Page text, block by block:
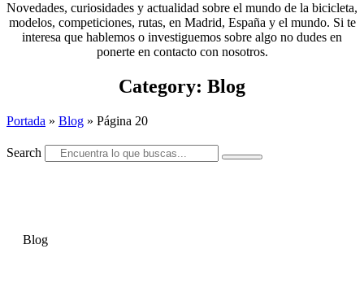
Novedades, curiosidades y actualidad sobre el mundo de la bicicleta,
modelos, competiciones, rutas, en Madrid, España y el mundo. Si te
interesa que hablemos o investiguemos sobre algo no dudes en
ponerte en contacto con nosotros.
Category: Blog
Portada » Blog » Página 20
Search
Blog